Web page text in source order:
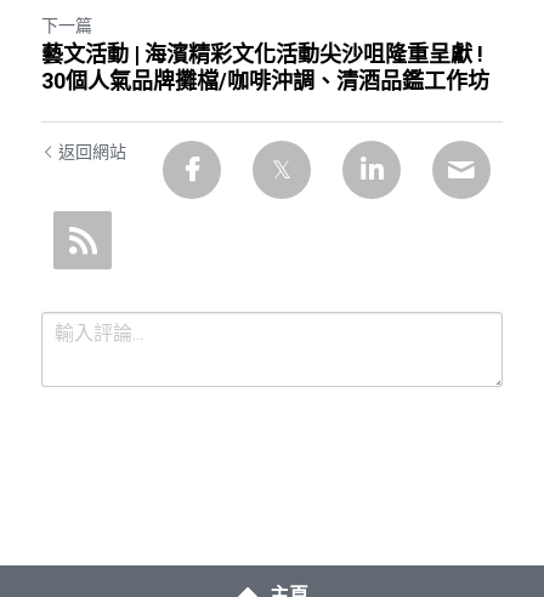
下一篇
藝文活動 | 海濱精彩文化活動尖沙咀隆重呈獻 !
30個人氣品牌攤檔/咖啡沖調、清酒品鑑工作坊
返回網站